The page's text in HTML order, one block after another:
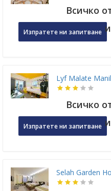
Всичко
Изпратете ни запитване
Lyf Malate
Всичко
Изпратете ни запитване
Selah Garden